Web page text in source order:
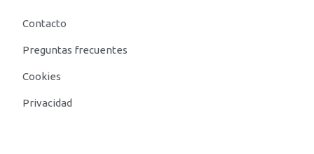
Contacto
Preguntas frecuentes
Cookies
Privacidad